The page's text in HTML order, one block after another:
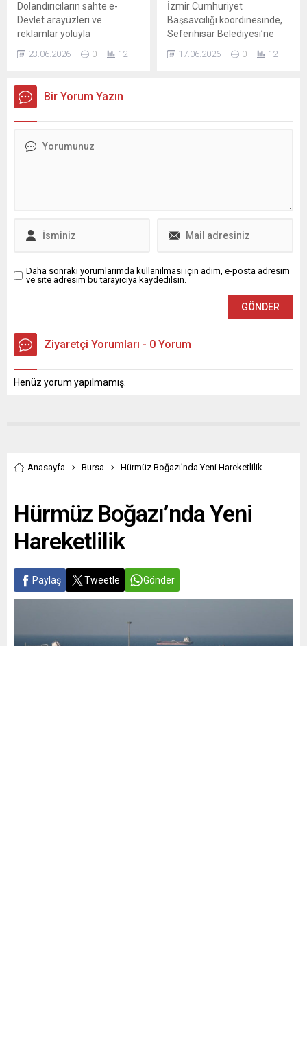
Dolandırıcıların sahte e-
Devlet arayüzleri ve
reklamlar yoluyla
vatandaşları yönlendirdiği
tespit edildi. Resmi
siteler, açık satış
kampanyaları sırasında
bulunabiliyor. Toplu Konut
etmediği...
23.06.2026 0 12
İzmir Cumhuriyet
Başsavcılığı koordinesinde,
Seferihisar Belediyesi’ne
yönelik rüşvet iddiaları
üzerine sabah saatlerinde
17.06.2026 0 12
Bir Yorum Yazın
Daha sonraki yorumlarımda kullanılması için adım, e-posta adresim
ve site adresim bu tarayıcıya kaydedilsin.
Ziyaretçi Yorumları - 0 Yorum
Henüz yorum yapılmamış.
Anasayfa Bursa Hürmüz Boğazı’nda Yeni Hareketlilik
Hürmüz Boğazı’nda Yeni
Hareketlilik
Paylaş Tweetle Gönder